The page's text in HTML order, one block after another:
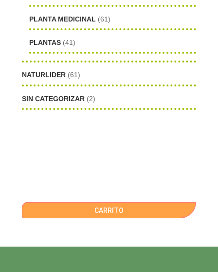
PLANTA MEDICINAL (61)
PLANTAS (41)
NATURLIDER (61)
SIN CATEGORIZAR (2)
CARRITO